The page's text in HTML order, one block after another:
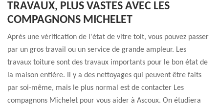
TRAVAUX, PLUS VASTES AVEC LES
COMPAGNONS MICHELET
Après une vérification de l'état de vitre toit, vous pouvez passer
par un gros travail ou un service de grande ampleur. Les
travaux toiture sont des travaux importants pour le bon état de
la maison entière. Il y a des nettoyages qui peuvent être faits
par soi-même, mais le plus normal est de contacter Les
compagnons Michelet pour vous aider à Ascoux. On étudiera